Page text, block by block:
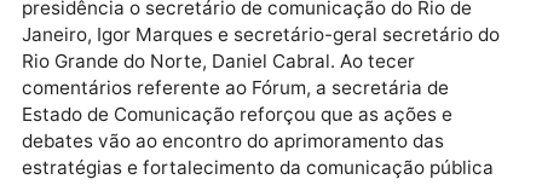
Publicidade
Rosângela Silva, destacou a importância do
Nacional de Secretarias de Comunicação que terá
presidência o secretário de comunicação do Rio de